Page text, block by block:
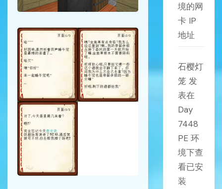
境的网
卡 IP
地址
石樱灯
笼发
表在
Day
7448
PE 环
境下查
看已安
装